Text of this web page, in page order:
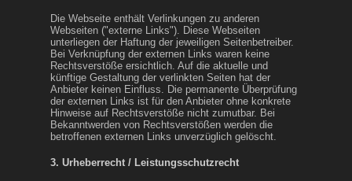
Die Webseite enthält Verlinkungen zu anderen
Webseiten ("externe Links"). Diese Webseiten
unterliegen der Haftung der jeweiligen Seitenbetreiber.
Bei Verknüpfung der externen Links waren keine
Rechtsverstöße ersichtlich. Auf die aktuelle und
künftige Gestaltung der verlinkten Seiten hat der
Anbieter keinen Einfluss. Die permanente Überprüfung
der externen Links ist für den Anbieter ohne konkrete
Hinweise auf Rechtsverstöße nicht zumutbar. Bei
Bekanntwerden von Rechtsverstößen werden die
betroffenen externen Links unverzüglich gelöscht.
3. Urheberrecht / Leistungsschutzrecht